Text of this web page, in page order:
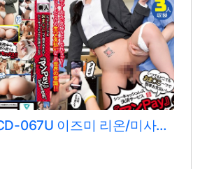
[REMOVE]DOCD-067U 이즈미 리온/미사키 칸나/야요이 미즈키